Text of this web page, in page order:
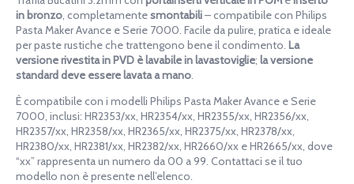
prezzo:
da
25,90€
a
31,80€
in bronzo, completamentesmontabili– compatibile con Philips
Pasta Maker Avance e Serie 7000. Facile da pulire, pratica e ideale
per paste rustiche che trattengono bene il condimento. La
versione rivestita in PVD è lavabile in lavastoviglie; la versione
standard deve essere lavata a mano.
È compatibile con i modelli Philips Pasta Maker Avance e Serie
7000, inclusi: HR2353/xx, HR2354/xx, HR2355/xx, HR2356/xx,
HR2357/xx, HR2358/xx, HR2365/xx, HR2375/xx, HR2378/xx,
HR2380/xx, HR2381/xx, HR2382/xx, HR2660/xx e HR2665/xx, dove
“xx” rappresenta un numero da 00 a 99. Contattaci se il tuo
modello non è presente nell’elenco.